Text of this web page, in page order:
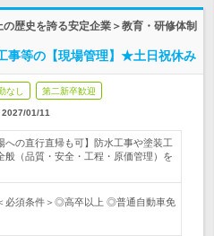
歴史を誇る安定企業＞教育・研修体制
事等の【現場管理】★土日祝休み
なし 第二新卒歓迎
2027/01/11
への直行直帰も可】防水工事や塗装工
般（品質・安全・工程・原価管理）を
必須条件＞◎高卒以上 ◎普通自動車免